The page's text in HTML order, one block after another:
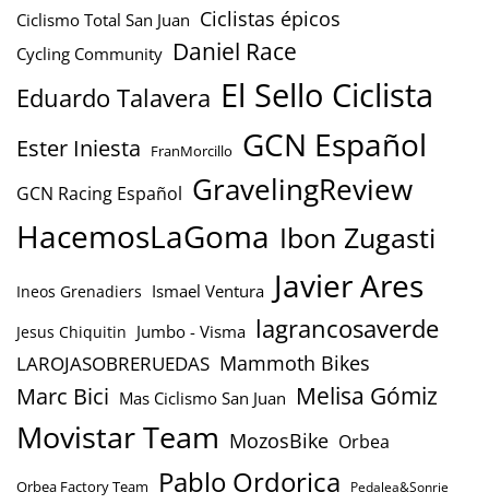
Ciclismo Total San Juan Ciclistas épicos
Cycling Community Daniel Race
Eduardo Talavera El Sello Ciclista
Ester Iniesta FranMorcillo GCN Español
GCN Racing Español GravelingReview
HacemosLaGoma Ibon Zugasti
Ineos Grenadiers Ismael Ventura Javier Ares
Jesus Chiquitin Jumbo - Visma lagrancosaverde
LAROJASOBRERUEDAS Mammoth Bikes
Marc Bici Mas Ciclismo San Juan Melisa Gómiz
Movistar Team MozosBike Orbea
Orbea Factory Team Pablo Ordorica Pedalea&Sonrie